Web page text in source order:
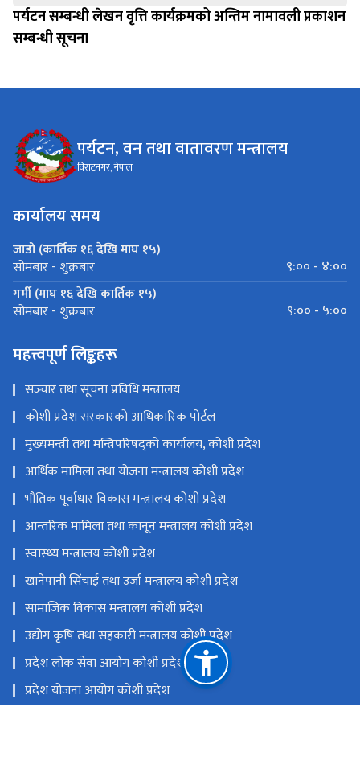
पर्यटन सम्बन्धी लेखन वृत्ति कार्यक्रमको अन्तिम नामावली प्रकाशन
सम्बन्धी सूचना
पर्यटन, वन तथा वातावरण मन्त्रालय
विराटनगर, नेपाल
कार्यालय समय
जाडो (कार्तिक १६ देखि माघ १५)
सोमबार - शुक्रबार
९:०० - ४:००
गर्मी (माघ १६ देखि कार्तिक १५)
सोमबार - शुक्रबार ९:०० - ५:००
महत्त्वपूर्ण लिङ्कहरू
सञ्‍चार तथा सूचना प्रविधि मन्त्रालय
कोशी प्रदेश सरकारको आधिकारिक पोर्टल
मुख्यमन्त्री तथा मन्त्रिपरिषद्को कार्यालय, कोशी प्रदेश
आर्थिक मामिला तथा योजना मन्त्रालय कोशी प्रदेश
भौतिक पूर्वाधार विकास मन्त्रालय कोशी प्रदेश
आन्तरिक मामिला तथा कानून मन्त्रालय कोशी प्रदेश
स्वास्थ्य मन्त्रालय कोशी प्रदेश
खानेपानी सिंचाई तथा उर्जा मन्त्रालय कोशी प्रदेश
सामाजिक विकास मन्त्रालय कोशी प्रदेश
उद्योग कृषि तथा सहकारी मन्त्रालय कोशी प्रदेश
प्रदेश लोक सेवा आयोग कोशी प्रदेश
प्रदेश योजना आयोग कोशी ‍प्रदेश